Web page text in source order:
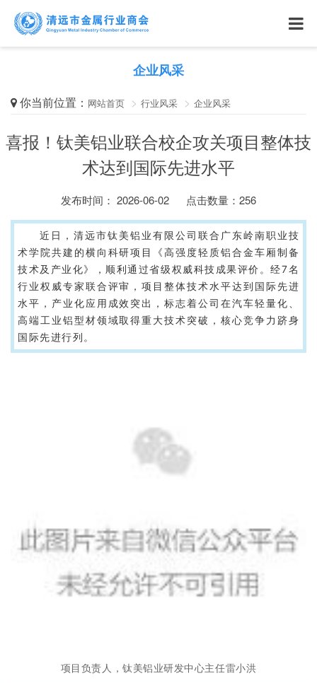
企业风采
你当前位置： 网站首页 行业风采 企业风采
喜报！钛美铝业联合校企攻关项目整体技
术达到国际先进水平
发布时间： 2026-06-02 点击数量： 256
近日，清远市钛美铝业有限公司联合广东岭南职业技
术学院共建的横向科研项目《高强度轻质铝合金车厢制备
技术及产业化》，顺利通过省级权威科技成果评价。经7名
行业权威专家联合评审，项目整体技术水平达到国际先进
水平，产业化应用成效突出，标志着公司在汽车轻量化、
高端工业铝型材领域取得重大技术突破，核心竞争力跻身
国际先进行列。
项目负责人，钛美铝业研发中心主任雷小洪